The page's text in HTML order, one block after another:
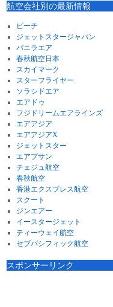
航空会社別の最新情報
ピーチ
ジェットスタージャパン
バニラエア
春秋航空日本
スカイマーク
スターフライヤー
ソラシドエア
エアドゥ
フジドリームエアラインズ
エアアジア
エアアジアX
ジェットスター
エアプサン
チェジュ航空
春秋航空
香港エクスプレス航空
スクート
ジンエアー
イースタージェット
ティーウェイ航空
セブパシフィック航空
スポンサーリンク